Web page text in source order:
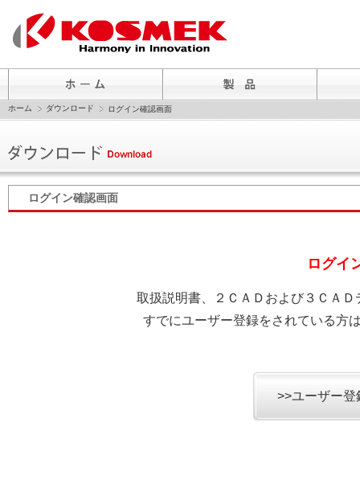
ホーム ダウンロード ログイン確認画面
ログイン確認画面
ログイ
取扱説明書、２ＣＡＤおよび３ＣＡ
すでにユーザー登録をされている方
>>ユーザー